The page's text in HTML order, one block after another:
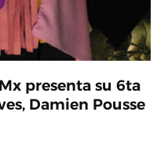
presenta su 6ta
Damien Pousse